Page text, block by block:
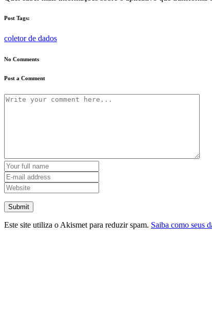
Post Tags:
coletor de dados
No Comments
Post a Comment
Submit
Este site utiliza o Akismet para reduzir spam. Saiba como seus